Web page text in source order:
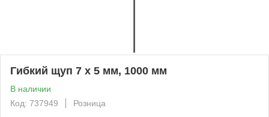
Гибкий щуп 7 х 5 мм, 1000 мм
В наличии
Код: 737949
Розница